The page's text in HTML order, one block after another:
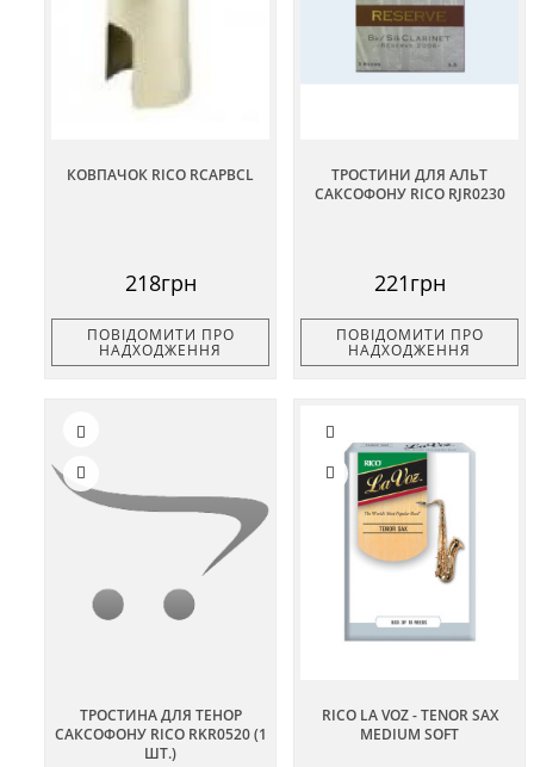
КОВПАЧОК RICO RCAPBCL
218грн
ПОВІДОМИТИ ПРО
НАДХОДЖЕННЯ
ТРОСТИНИ ДЛЯ АЛЬТ
САКСОФОНУ RICO RJR0230
221грн
ПОВІДОМИТИ ПРО
НАДХОДЖЕННЯ
ТРОСТИНА ДЛЯ ТЕНОР
САКСОФОНУ RICO RKR0520 (1
ШТ.)
RICO LA VOZ - TENOR SAX
MEDIUM SOFT